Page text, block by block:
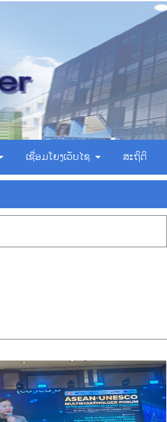
ເຊື່ອມ​ໂຍງ​ເວັບ​ໄຊ ສະຖິຕິ